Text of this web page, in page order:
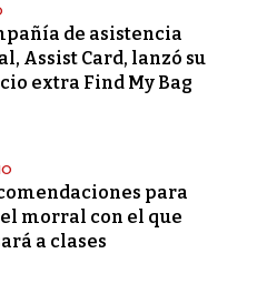
de asistencia
Assist Card, lanzó su
extra Find My Bag
para
morral con el que
a clases